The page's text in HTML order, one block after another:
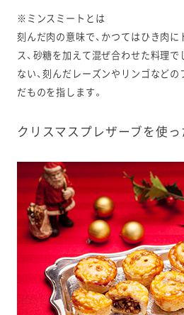
※ミンスミートとは
刻んだ肉の意味で、かつてはひき肉に
ス、砂糖を加えて混ぜ合わせた料理
ない、刻んだレーズンやリンゴなど
だものを指します。
クリスマスプレザーブを使っ